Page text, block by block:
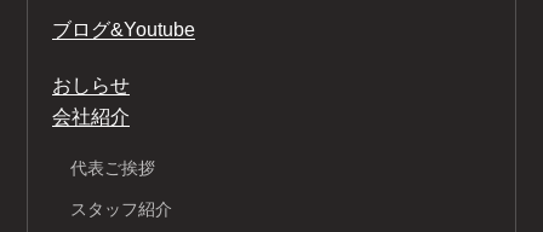
ブログ&Youtube
おしらせ
会社紹介
代表ご挨拶
スタッフ紹介